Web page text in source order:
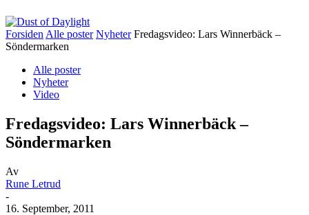
Forsiden Alle poster Nyheter Fredagsvideo: Lars Winnerbäck –
Söndermarken
Alle poster
Nyheter
Video
Fredagsvideo: Lars Winnerbäck –
Söndermarken
Av
Rune Letrud
-
16. September, 2011